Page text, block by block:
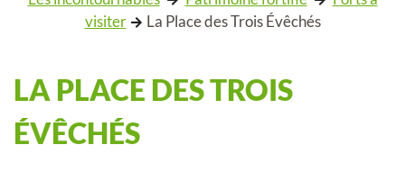
visiter
La Place des Trois Évêchés
LA PLACE DES TROIS
ÉVÊCHÉS